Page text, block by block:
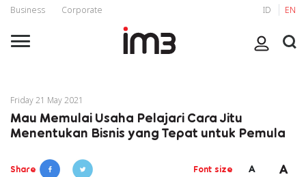
Business Corporate ID EN
Friday 21 May 2021
Mau Memulai Usaha Pelajari Cara Jitu
Menentukan Bisnis yang Tepat untuk Pemula
Share Font size A A